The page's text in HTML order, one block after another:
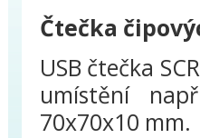
Čtečka
USB čtečka
umístění
70x70x10 mm.